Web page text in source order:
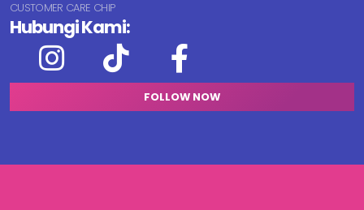
CUSTOMER CARE CHIP
Hubungi Kami:
FOLLOW NOW